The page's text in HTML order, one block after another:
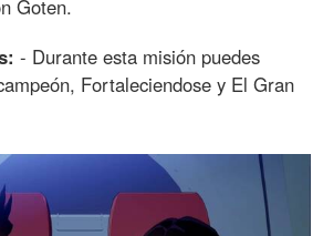
Goten.
- Durante esta misión puedes
Fortaleciendose y El Gran